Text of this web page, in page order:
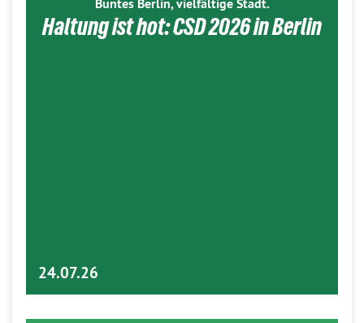
Buntes Berlin, vielfältige Stadt.
Haltung ist hot: CSD 2026 in Berlin
24.07.26